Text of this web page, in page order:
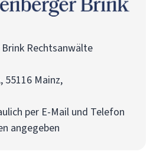
Rechtsanwälte
55116 Mainz,
per E-Mail und Telefon
angegeben